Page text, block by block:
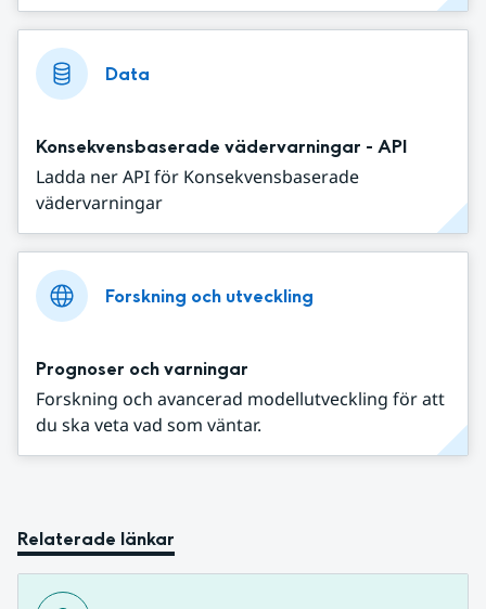
Data
Konsekvensbaserade vädervarningar - API
Ladda ner API för Konsekvensbaserade
vädervarningar
Forskning och utveckling
Prognoser och varningar
Forskning och avancerad modellutveckling för att
du ska veta vad som väntar.
Relaterade länkar